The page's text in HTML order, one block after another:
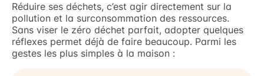
Réduire ses déchets, c’est agir directement sur la
pollution et la surconsommation des ressources.
Sans viser le zéro déchet parfait, adopter quelques
réflexes permet déjà de faire beaucoup. Parmi les
gestes les plus simples à la maison :